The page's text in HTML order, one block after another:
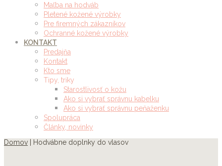
Maľba na hodváb
Pletené kožené výrobky
Pre firemných zákazníkov
Ochranné kožené výrobky
KONTAKT
Predajňa
Kontakt
Kto sme
Tipy, triky
Starostlivosť o kožu
Ako si vybrať správnu kabelku
Ako si vybrať správnu peňaženku
Spolupráca
Články, novinky
Domov | Hodvábne doplnky do vlasov